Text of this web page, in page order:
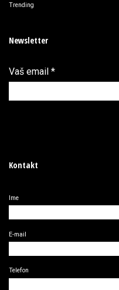
Trending
Newsletter
Vaš email *
Kontakt
Ime
E-mail
Telefon